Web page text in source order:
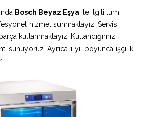
Bosch Beyaz Eşya ile ilgili tüm
hizmet sunmaktayız. Servis
kullanmaktayız. Kullandığımız
sunuyoruz. Ayrıca 1 yıl boyunca işçilik